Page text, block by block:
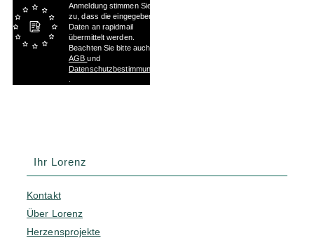
Anmeldung stimmen Sie
zu, dass die eingegebenen
Daten an rapidmail
übermittelt werden.
Beachten Sie bitte auch die
AGBund
Datenschutzbestimmungen
Ihr Lorenz
Kontakt
Über Lorenz
Herzensprojekte